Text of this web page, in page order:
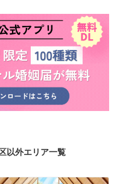
以外エリア一覧